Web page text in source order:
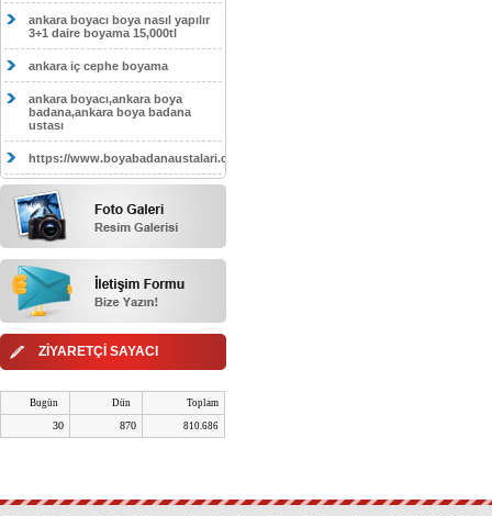
ankara boyacı boya nasıl yapılır
3+1 daire boyama 15,000tl
ankara iç cephe boyama
ankara boyacı,ankara boya
badana,ankara boya badana
ustası
https://www.boyabadanaustalari.com/
ZİYARETÇİ SAYACI
Bugün Dün Toplam
30 870 810.686